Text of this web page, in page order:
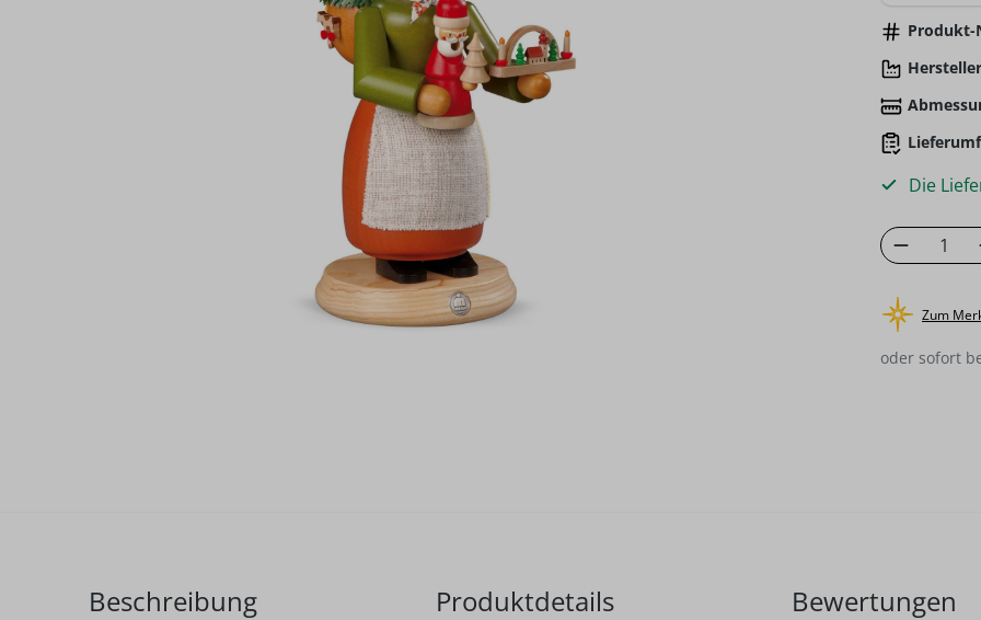
Produkt-
Die
Zum
oder sofort
Beschreibung Produktdetails Bewertungen